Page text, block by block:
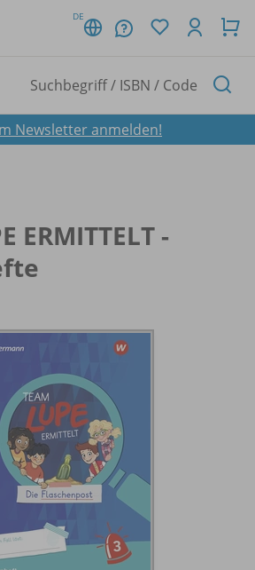
DE
Newsletter anmelden!
ERMITTELT -